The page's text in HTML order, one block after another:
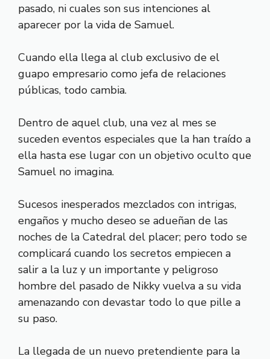
pasado, ni cuales son sus intenciones al
aparecer por la vida de Samuel.
Cuando ella llega al club exclusivo de el
guapo empresario como jefa de relaciones
públicas, todo cambia.
Dentro de aquel club, una vez al mes se
suceden eventos especiales que la han traído a
ella hasta ese lugar con un objetivo oculto que
Samuel no imagina.
Sucesos inesperados mezclados con intrigas,
engaños y mucho deseo se adueñan de las
noches de la Catedral del placer; pero todo se
complicará cuando los secretos empiecen a
salir a la luz y un importante y peligroso
hombre del pasado de Nikky vuelva a su vida
amenazando con devastar todo lo que pille a
su paso.
La llegada de un nuevo pretendiente para la